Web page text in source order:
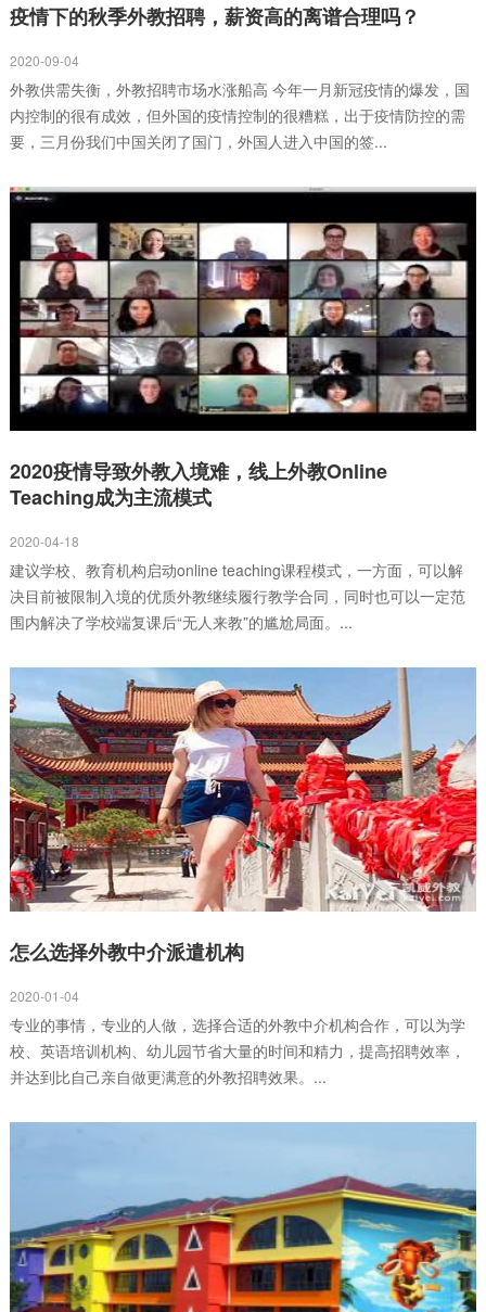
疫情下的秋季外教招聘，薪资高的离谱合理吗？
2020-09-04
外教供需失衡，外教招聘市场水涨船高 今年一月新冠疫情的爆发，国
内控制的很有成效，但外国的疫情控制的很糟糕，出于疫情防控的需
要，三月份我们中国关闭了国门，外国人进入中国的签...
2020疫情导致外教入境难，线上外教Online
Teaching成为主流模式
2020-04-18
建议学校、教育机构启动online teaching课程模式，一方面，可以解
决目前被限制入境的优质外教继续履行教学合同，同时也可以一定范
围内解决了学校端复课后“无人来教”的尴尬局面。...
怎么选择外教中介派遣机构
2020-01-04
专业的事情，专业的人做，选择合适的外教中介机构合作，可以为学
校、英语培训机构、幼儿园节省大量的时间和精力，提高招聘效率，
并达到比自己亲自做更满意的外教招聘效果。...